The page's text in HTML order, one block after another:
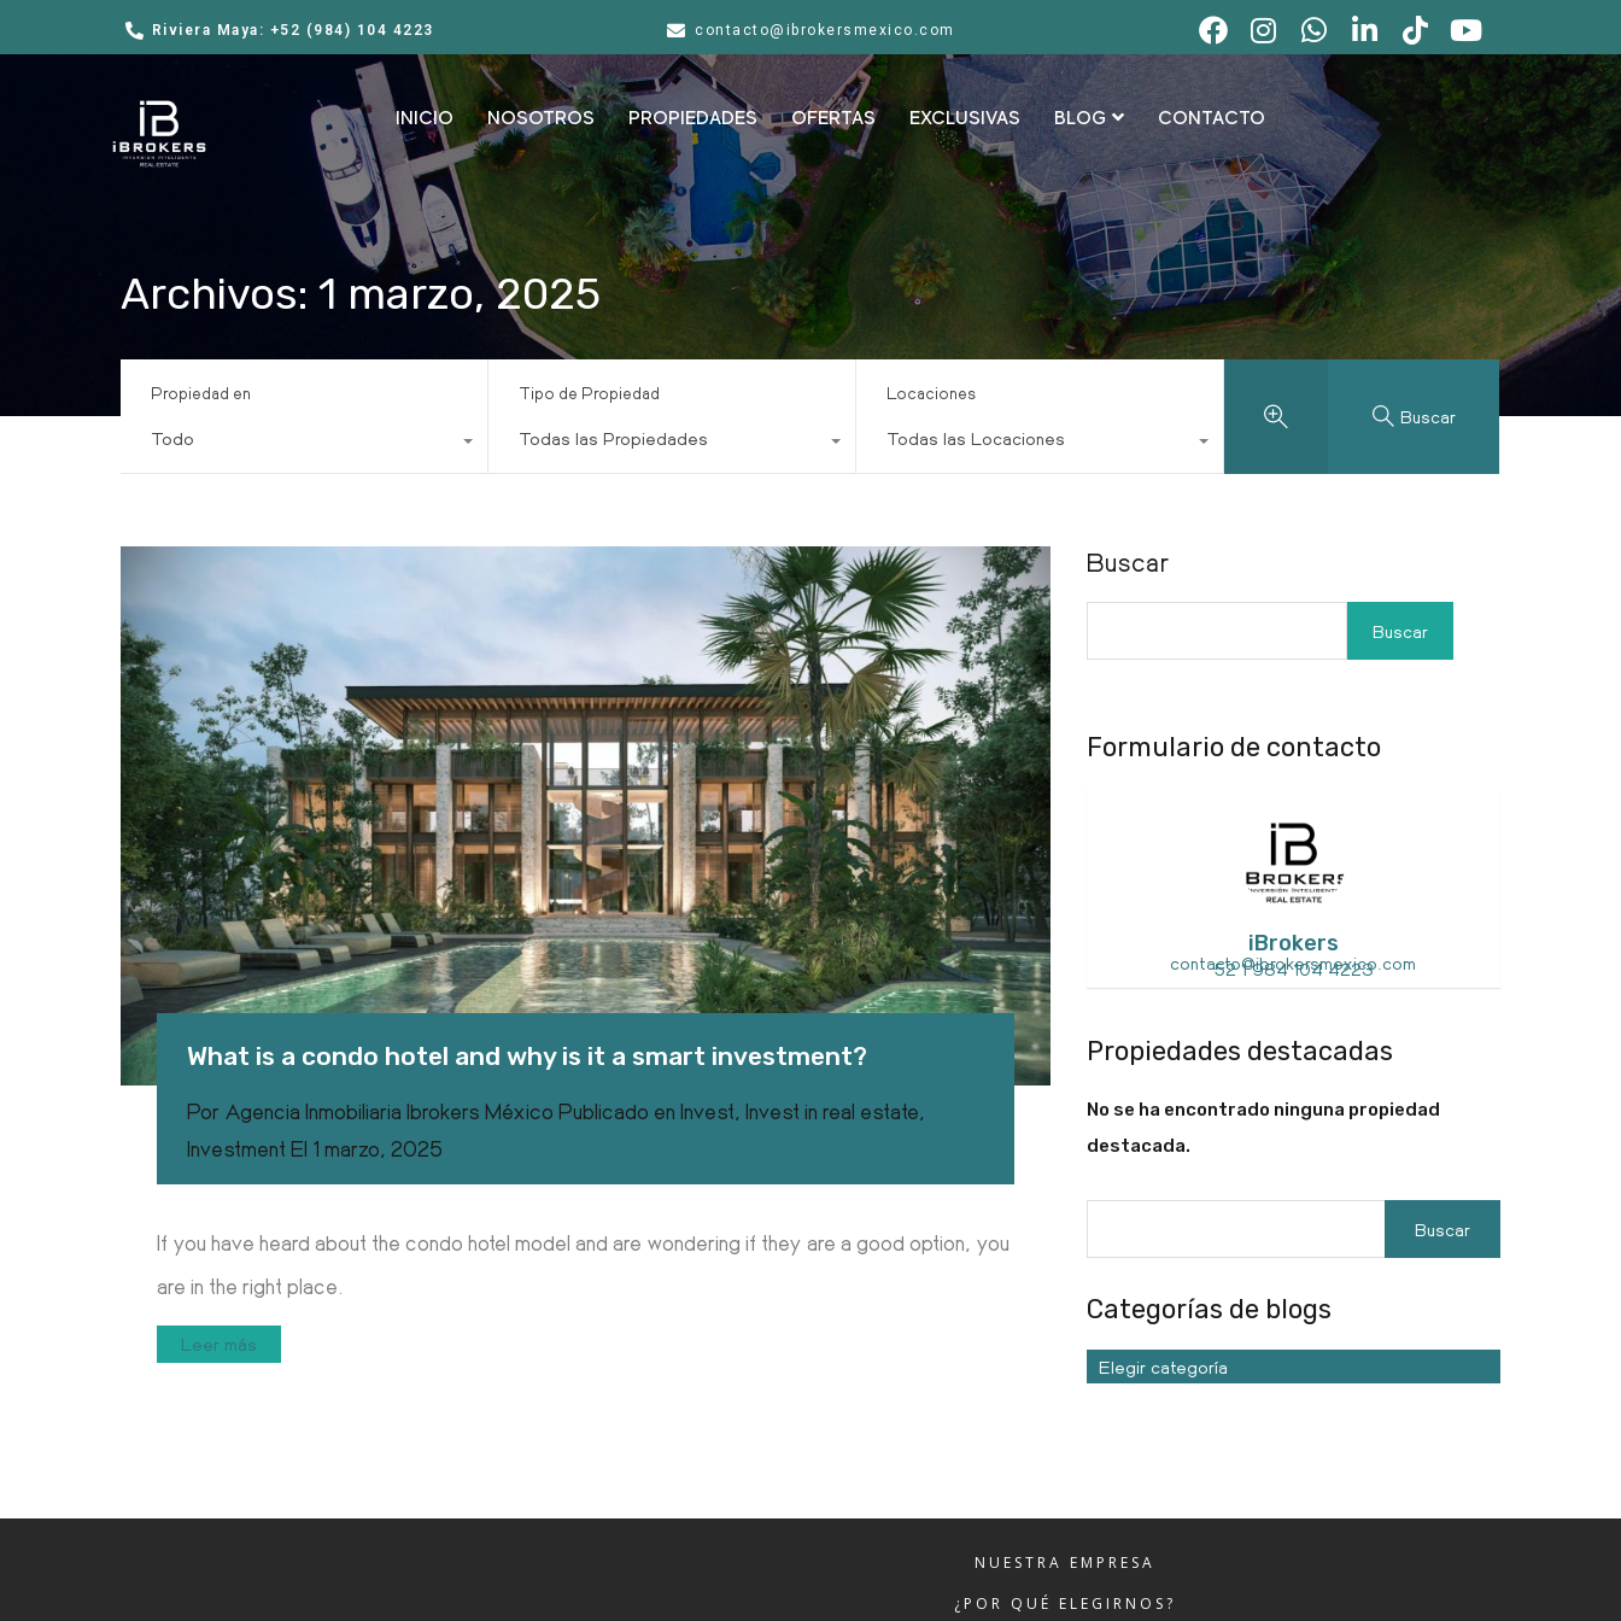
Riviera Maya: +52 (984) 104 4223 contacto@ibrokersmexico.com
INICIO NOSOTROS PROPIEDADES OFERTAS EXCLUSIVAS BLOG CONTACTO
Archivos: 1 marzo, 2025
Propiedad en
Todo
Tipo de Propiedad
Todas las Propiedades
Locaciones
Todas las Locaciones
Buscar
What is a condo hotel and why is it a smart investment?
Por Agencia Inmobiliaria Ibrokers México Publicado en Invest, Invest in real estate,
Investment El 1 marzo, 2025
If you have heard about the condo hotel model and are wondering if they are a good option, you
are in the right place.
Leer más
Buscar
Buscar
Formulario de contacto
iBrokers
contacto@ibrokersmexico.com
52 1 984 104 4223
Propiedades destacadas
No se ha encontrado ninguna propiedad
destacada.
Categorías de blogs
Elegir categoría
NUESTRA EMPRESA
¿POR QUÉ ELEGIRNOS?